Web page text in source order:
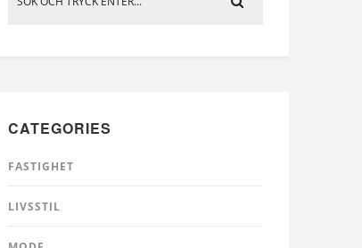
CATEGORIES
FASTIGHET
LIVSSTIL